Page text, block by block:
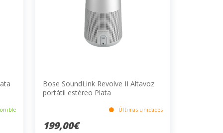
Bose SoundLink Revolve II Altavoz
portátil estéreo Plata
Últimas unidades
199,00€